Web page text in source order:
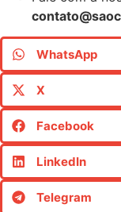
WhatsApp
X
Facebook
LinkedIn
Telegram